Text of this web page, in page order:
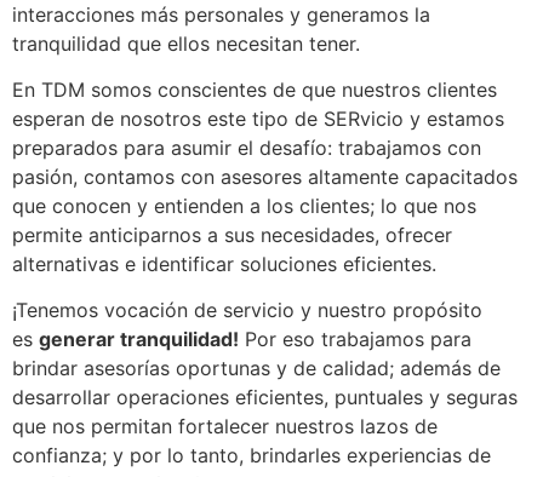
interacciones más personales y generamos la
tranquilidad que ellos necesitan tener.
En TDM somos conscientes de que nuestros clientes
esperan de nosotros este tipo de SERvicio y estamos
preparados para asumir el desafío: trabajamos con
pasión, contamos con asesores altamente capacitados
que conocen y entienden a los clientes; lo que nos
permite anticiparnos a sus necesidades, ofrecer
alternativas e identificar soluciones eficientes.
¡Tenemos vocación de servicio y nuestro propósito
es generar tranquilidad! Por eso trabajamos para
brindar asesorías oportunas y de calidad; además de
desarrollar operaciones eficientes, puntuales y seguras
que nos permitan fortalecer nuestros lazos de
confianza; y por lo tanto, brindarles experiencias de